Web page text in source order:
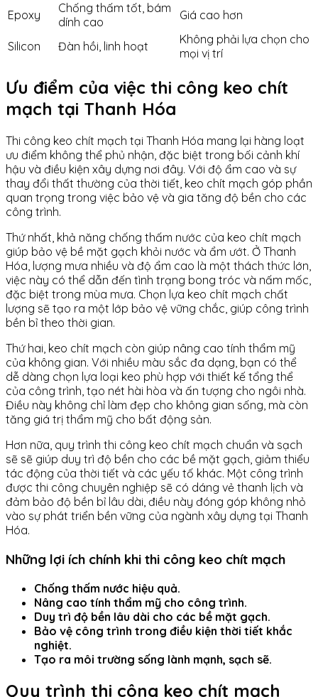
Epoxy
Chống thấm tốt, bám
dính cao
Giá cao hơn
Silicon Đàn hồi, linh hoạt
Không phải lựa chọn cho
mọi vị trí
Ưu điểm của việc thi công keo chít
mạch tại Thanh Hóa
Thi công keo chít mạch tại Thanh Hóa mang lại hàng loạt
ưu điểm không thể phủ nhận, đặc biệt trong bối cảnh khí
hậu và điều kiện xây dựng nơi đây. Với độ ẩm cao và sự
thay đổi thất thường của thời tiết, keo chít mạch góp phần
quan trọng trong việc bảo vệ và gia tăng độ bền cho các
công trình.
Thứ nhất, khả năng chống thấm nước của keo chít mạch
giúp bảo vệ bề mặt gạch khỏi nước và ẩm ướt. Ở Thanh
Hóa, lượng mưa nhiều và độ ẩm cao là một thách thức lớn,
việc này có thể dẫn đến tình trạng bong tróc và nấm mốc,
đặc biệt trong mùa mưa. Chọn lựa keo chít mạch chất
lượng sẽ tạo ra một lớp bảo vệ vững chắc, giúp công trình
bền bỉ theo thời gian.
Thứ hai, keo chít mạch còn giúp nâng cao tính thẩm mỹ
của không gian. Với nhiều màu sắc đa dạng, bạn có thể
dễ dàng chọn lựa loại keo phù hợp với thiết kế tổng thể
của công trình, tạo nét hài hòa và ấn tượng cho ngôi nhà.
Điều này không chỉ làm đẹp cho không gian sống, mà còn
tăng giá trị thẩm mỹ cho bất động sản.
Hơn nữa, quy trình thi công keo chít mạch chuẩn và sạch
sẽ sẽ giúp duy trì độ bền cho các bề mặt gạch, giảm thiểu
tác động của thời tiết và các yếu tố khác. Một công trình
được thi công chuyên nghiệp sẽ có dáng vẻ thanh lịch và
đảm bảo độ bền bỉ lâu dài, điều này đóng góp không nhỏ
vào sự phát triển bền vững của ngành xây dựng tại Thanh
Hóa.
Những lợi ích chính khi thi công keo chít mạch
Chống thấm nước hiệu quả.
Nâng cao tính thẩm mỹ cho công trình.
Duy trì độ bền lâu dài cho các bề mặt gạch.
Bảo vệ công trình trong điều kiện thời tiết khắc
nghiệt.
Tạo ra môi trường sống lành mạnh, sạch sẽ.
Quy trình thi công keo chít mạch